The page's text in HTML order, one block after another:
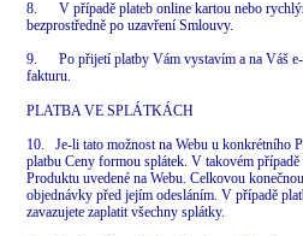
8. V případě plateb online kartou nebo
bezprostředně po uzavření Smlouvy.
9. Po přijetí platby Vám vystavím a na Váš
fakturu.
PLATBA VE SPLÁTKÁCH
10. Je-li tato možnost na Webu u konkrétního
platbu Ceny formou splátek. V takovém
Produktu uvedené na Webu. Celkovou
objednávky před jejím odesláním. V případě
zavazujete zaplatit všechny splátky.